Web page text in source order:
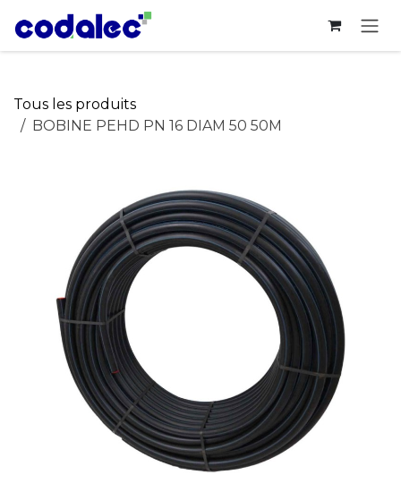
Se rendre au contenu
Tous les produits
BOBINE PEHD PN 16 DIAM 50 50M